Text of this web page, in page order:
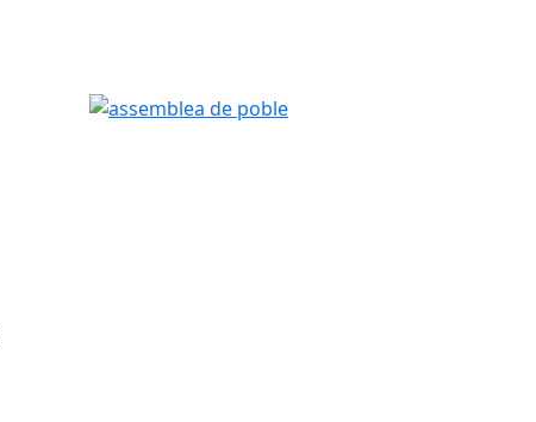
assemblea de poble